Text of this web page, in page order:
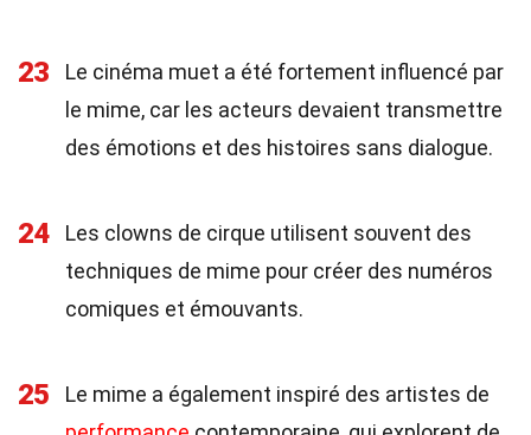
23
Le cinéma muet a été fortement influencé par
le mime, car les acteurs devaient transmettre
des émotions et des histoires sans dialogue.
24
Les clowns de cirque utilisent souvent des
techniques de mime pour créer des numéros
comiques et émouvants.
25
Le mime a également inspiré des artistes de